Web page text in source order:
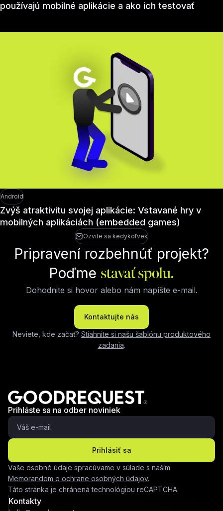
používajú mobilné aplikácie a ako ich testovať
Android
Zvýš atraktivitu svojej aplikácie: Vstavané hry v
mobilných aplikáciách (embedded games)
Ozvite sa kedykoľvek
Pripravení rozbehnúť projekt?
Poďmestavať spolu.
Dohodnite si hovor alebo nám napíšte e-mail.
Kontaktujte nás
Neviete, kde začať? Stiahnite si našu šablónu produktového
zadania.
Prihláste sa na odber noviniek
Prihlásiť sa
Vaše osobné údaje spracúvame v súlade s naším
Memorandom o ochrane osobných údajov.
Táto stránka je chránená technológiou reCAPTCHA.
Kontakty